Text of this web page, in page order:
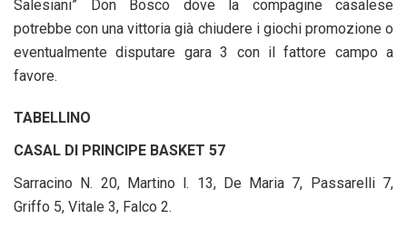
Salesiani” Don Bosco dove la compagine casalese
potrebbe con una vittoria già chiudere i giochi promozione o
eventualmente disputare gara 3 con il fattore campo a
favore.
TABELLINO
CASAL DI PRINCIPE BASKET 57
Sarracino N. 20, Martino l. 13, De Maria 7, Passarelli 7,
Griffo 5, Vitale 3, Falco 2.